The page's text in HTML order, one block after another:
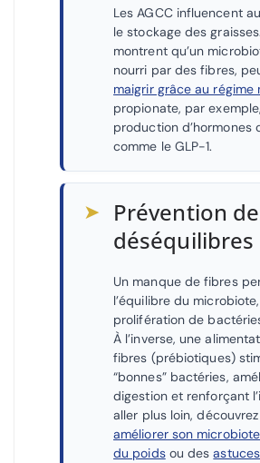
Les AGCC influencent
le stockage des
montrent qu’un
nourri par des fibres,
maigrir grâce au régime
propionate, par
production d’hormones
comme le GLP-1.
➤ Prévention
déséquilibres
Un manque de fibres
l’équilibre du
prolifération de
À l’inverse, une
fibres (prébiotiques)
“bonnes” bactéries,
digestion et renforçant
aller plus loin,
améliorer son
du poidsou des